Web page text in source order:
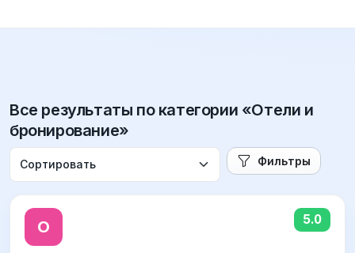
Все результаты по категории «Отели и
бронирование»
Фильтры
О 5.0